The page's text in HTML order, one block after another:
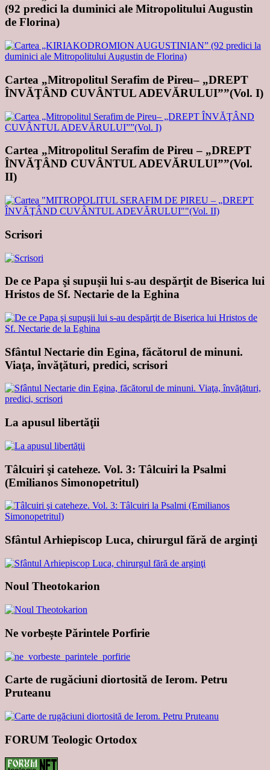
(92 predici la duminici ale Mitropolitului Augustin
de Florina)
Cartea „Mitropolitul Serafim de Pireu– „DREPT
ÎNVĂŢÂND CUVÂNTUL ADEVĂRULUI””(Vol. I)
Cartea „Mitropolitul Serafim de Pireu – „DREPT
ÎNVĂŢÂND CUVÂNTUL ADEVĂRULUI””(Vol.
II)
Scrisori
De ce Papa şi supuşii lui s-au despărţit de Biserica lui
Hristos de Sf. Nectarie de la Eghina
Sfântul Nectarie din Egina, făcătorul de minuni.
Viaţa, învăţături, predici, scrisori
La apusul libertăţii
Tâlcuiri şi cateheze. Vol. 3: Tâlcuiri la Psalmi
(Emilianos Simonopetritul)
Sfântul Arhiepiscop Luca, chirurgul fără de arginţi
Noul Theotokarion
Ne vorbește Părintele Porfirie
Carte de rugăciuni diortosită de Ierom. Petru
Pruteanu
FORUM Teologic Ortodox